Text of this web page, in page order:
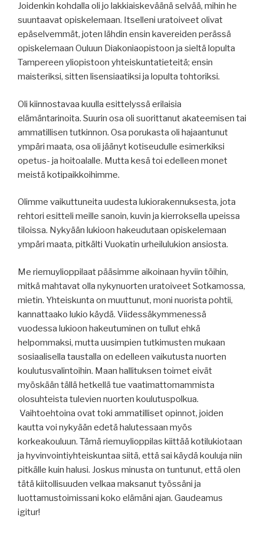
Joidenkin kohdalla oli jo lakkiaiskeväänä selvää, mihin he
suuntaavat opiskelemaan. Itselleni uratoiveet olivat
epäselvemmät, joten lähdin ensin kavereiden perässä
opiskelemaan Ouluun Diakoniaopistoon ja sieltä lopulta
Tampereen yliopistoon yhteiskuntatieteitä; ensin
maisteriksi, sitten lisensiaatiksi ja lopulta tohtoriksi.
Oli kiinnostavaa kuulla esittelyssä erilaisia
elämäntarinoita. Suurin osa oli suorittanut akateemisen tai
ammatillisen tutkinnon. Osa porukasta oli hajaantunut
ympäri maata, osa oli jäänyt kotiseudulle esimerkiksi
opetus- ja hoitoalalle. Mutta kesä toi edelleen monet
meistä kotipaikkoihimme.
Olimme vaikuttuneita uudesta lukiorakennuksesta, jota
rehtori esitteli meille sanoin, kuvin ja kierroksella upeissa
tiloissa. Nykyään lukioon hakeudutaan opiskelemaan
ympäri maata, pitkälti Vuokatin urheilulukion ansiosta.
Me riemuylioppilaat pääsimme aikoinaan hyviin töihin,
mitkä mahtavat olla nykynuorten uratoiveet Sotkamossa,
mietin. Yhteiskunta on muuttunut, moni nuorista pohtii,
kannattaako lukio käydä. Viidessäkymmenessä
vuodessa lukioon hakeutuminen on tullut ehkä
helpommaksi, mutta uusimpien tutkimusten mukaan
sosiaalisella taustalla on edelleen vaikutusta nuorten
koulutusvalintoihin. Maan hallituksen toimet eivät
myöskään tällä hetkellä tue vaatimattomammista
olosuhteista tulevien nuorten koulutuspolkua.
Vaihtoehtoina ovat toki ammatilliset opinnot, joiden
kautta voi nykyään edetä halutessaan myös
korkeakouluun. Tämä riemuylioppilas kiittää kotilukiotaan
ja hyvinvointiyhteiskuntaa siitä, että sai käydä kouluja niin
pitkälle kuin halusi. Joskus minusta on tuntunut, että olen
tätä kiitollisuuden velkaa maksanut työssäni ja
luottamustoimissani koko elämäni ajan. Gaudeamus
igitur!